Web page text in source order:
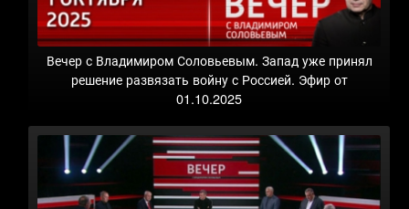
Вечер с Владимиром Соловьевым. Запад уже принял
решение развязать войну с Россией. Эфир от
01.10.2025